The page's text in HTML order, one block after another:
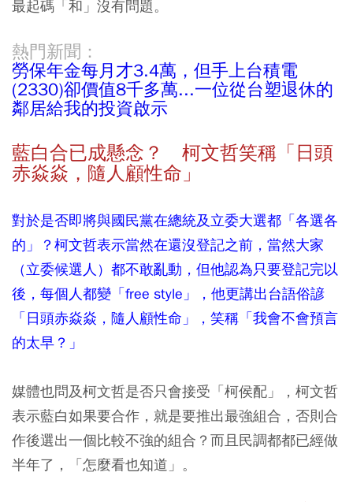
最起碼「和」沒有問題。
熱門新聞：
勞保年金每月才3.4萬，但手上台積電
(2330)卻價值8千多萬...一位從台塑退休的
鄰居給我的投資啟示
藍白合已成懸念？ 柯文哲笑稱「日頭
赤焱焱，隨人顧性命」
對於是否即將與國民黨在總統及立委大選都「各選各
的」？柯文哲表示當然在還沒登記之前，當然大家
（立委候選人）都不敢亂動，但他認為只要登記完以
後，每個人都變「free style」，他更講出台語俗諺
「日頭赤焱焱，隨人顧性命」，笑稱「我會不會預言
的太早？」
媒體也問及柯文哲是否只會接受「柯侯配」，柯文哲
表示藍白如果要合作，就是要推出最強組合，否則合
作後選出一個比較不強的組合？而且民調都都已經做
半年了，「怎麼看也知道」。